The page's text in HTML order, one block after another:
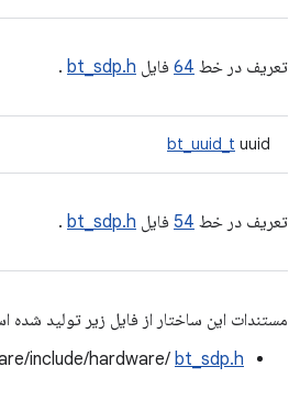
تعریف در خط 64 فایل bt_sdp.h
.
bt_uuid_t uuid
تعریف در خط 54 فایل bt_sdp.h
.
مستندات این ساختار از فایل زیر تولید شده
include/hardware/ bt_sdp.h